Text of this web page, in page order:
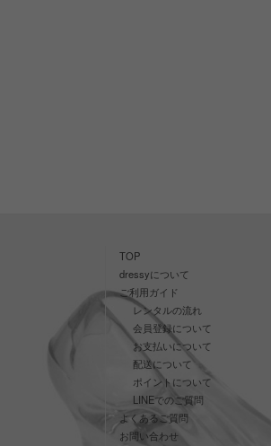
TOP
dressyについて
ご利用ガイド
レンタルの流れ
会員登録について
お支払いについて
配送について
ポイントについて
LINEでのご質問
よくあるご質問
お問い合わせ